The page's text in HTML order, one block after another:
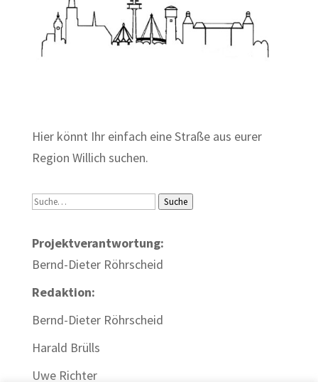
Hier könnt Ihr einfach eine Straße aus eurer
Region Willich suchen.
Suche Suche
Projektverantwortung:
Bernd-Dieter Röhrscheid
Redaktion:
Bernd-Dieter Röhrscheid
Harald Brülls
Uwe Richter